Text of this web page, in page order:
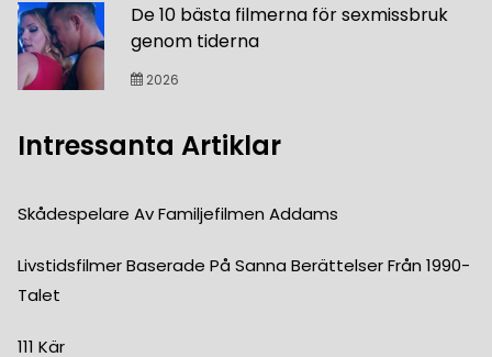
De 10 bästa filmerna för sexmissbruk
genom tiderna
2026
Intressanta Artiklar
Skådespelare Av Familjefilmen Addams
Livstidsfilmer Baserade På Sanna Berättelser Från 1990-
Talet
111 Kär